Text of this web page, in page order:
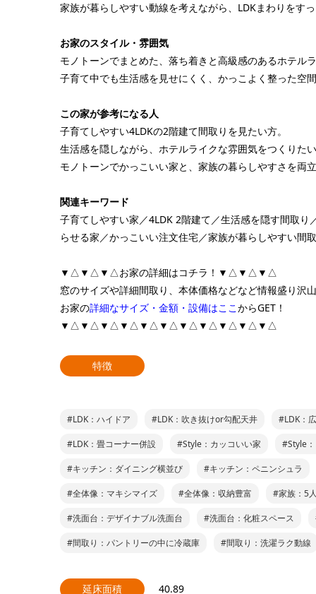
家族が暮らしやすい動線を考えながら、LDKまわりをす
お家のスタイル・雰囲気
モノトーンでまとめた、落ち着きと高級感のあるホテル
子育て中でも生活感を見せにくく、かっこよく整った空
この家が参考になる人
子育てしやすい4LDKの2階建て間取りを見たい方。
生活感を隠しながら、ホテルライクな雰囲気をつくりた
モノトーンでかっこいい家と、家族の暮らしやすさを両
関連キーワード
子育てしやすい家／4LDK 2階建て／生活感を隠す間取
らせる家／かっこいい注文住宅／家族が暮らしやすい間
▼△▼△▼△お家の詳細はコチラ！▼△▼△▼△
窓のサイズや詳細間取り、本体価格などなど情報盛り沢
お家の詳細なサイズ・金額・設備はここからGET！
▼△▼△▼△▼△▼△▼△▼△▼△▼△▼△▼△
特徴
#LDK：ハイドア #LDK：吹き抜けor勾配天井 #LDK：
#LDK：畳コーナー併設 #Style：カッコいい家 #Style
#キッチン：ダイニング横並び #キッチン：ペニンシュラ
#全体像：マキシマイズ #全体像：収納豊富 #家族：5
#洗面台：デザイナブル洗面台 #洗面台：化粧スペース
#間取り：パントリーの中に冷蔵庫 #間取り：洗濯ラク動線
延床面積 40.89